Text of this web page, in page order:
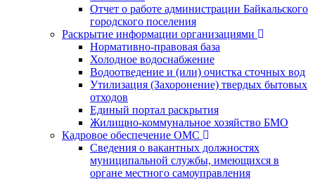
Отчет о работе администрации Байкальского
городского поселения
Раскрытие информации организациями
Нормативно-правовая база
Холодное водоснабжение
Водоотведение и (или) очистка сточных вод
Утилизация (Захоронение) твердых бытовых
отходов
Единый портал раскрытия
Жилищно-коммунальное хозяйство БМО
Кадровое обеспечение ОМС
Сведения о вакантных должностях
муниципальной службы, имеющихся в
органе местного самоуправления